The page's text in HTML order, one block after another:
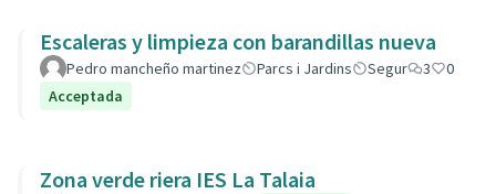
Escaleras y limpieza con barandillas nueva
Pedro mancheño martinez Parcs i Jardins Segur 3
0
Acceptada
Zona verde riera IES La Talaia